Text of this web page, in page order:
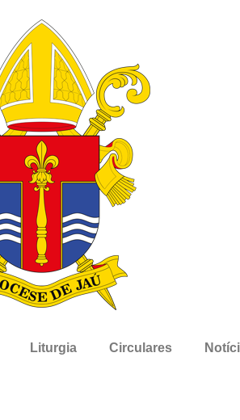
Liturgia Circulares